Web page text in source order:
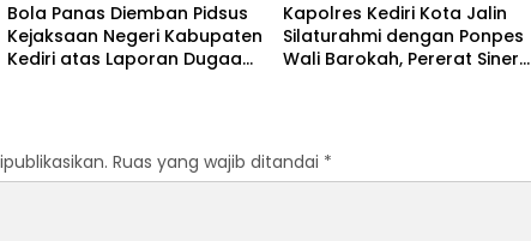
Bola Panas Diemban Pidsus
Kejaksaan Negeri Kabupaten
Kediri atas Laporan Dugaan
Kapolres Kediri Kota Jalin
Silaturahmi dengan Ponpes
Wali Barokah, Pererat Sinergi
Ruas yang wajib ditandai *